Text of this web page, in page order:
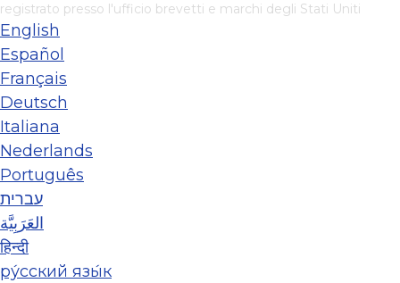
registrato presso l'ufficio brevetti e marchi degli Stati Uniti
English
Español
Français
Deutsch
Italiana
Nederlands
Português
עברית
العَرَبِيَّة
हिन्दी
ру́сский язы́к